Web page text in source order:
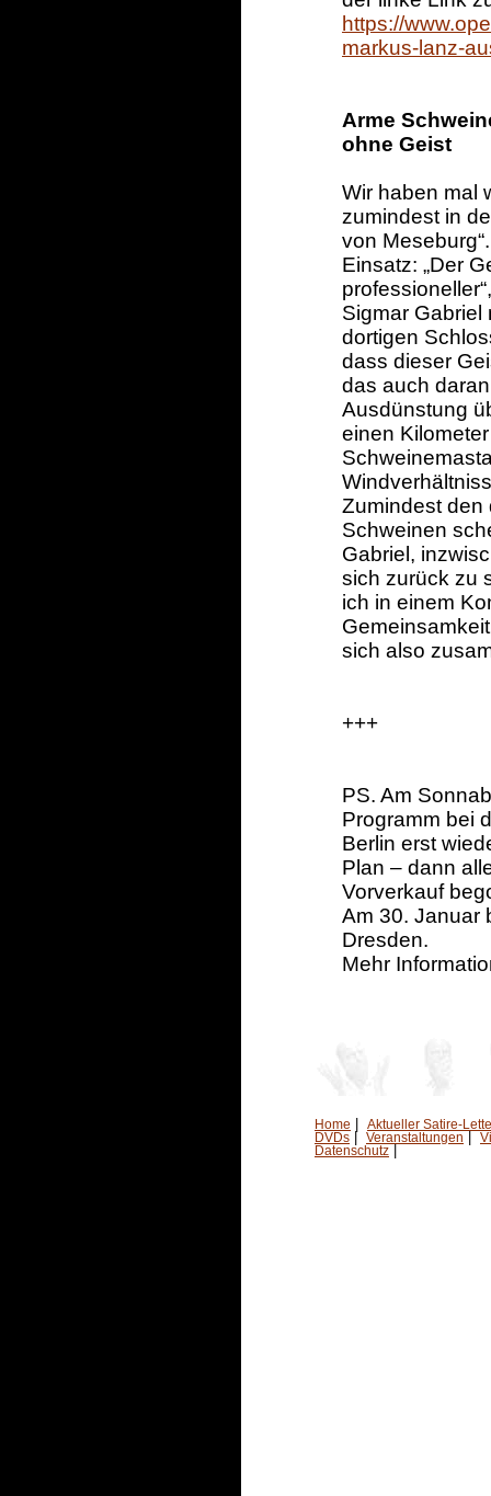
https://
markus-lanz-
Arme
ohne Geist
Wir haben mal
zumindest in
von
Einsatz: „Der
Sigmar Gabriel
dortigen
dass dieser
das auch
Ausdünstung
einen
Zumindest den
Schweinen
Gabriel,
sich zurück zu
ich in einem
sich also
+++
PS. Am
Programm bei
Berlin erst
Plan – dann
Vorverkauf
Am 30. Januar
Dresden.
Mehr
Home
Aktueller Satire-
DVDs | Veranstaltungen
Datenschutz